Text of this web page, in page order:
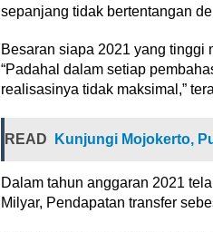
sepanjang tidak bertentangan
Besaran siapa 2021 yang tinggi
“Padahal dalam setiap
realisasinya tidak maksimal,”
READ Kunjungi Mojokerto,
Dalam tahun anggaran 2021
Milyar, Pendapatan transfer